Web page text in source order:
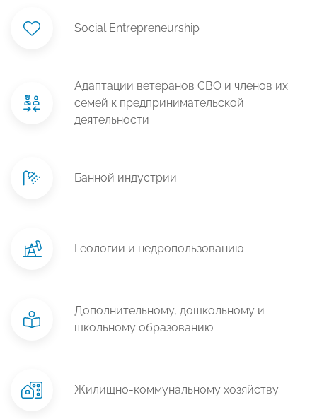
Social Entrepreneurship
Адаптации ветеранов СВО и членов их
семей к предпринимательской
деятельности
Банной индустрии
Геологии и недропользованию
Дополнительному, дошкольному и
школьному образованию
Жилищно-коммунальному хозяйству